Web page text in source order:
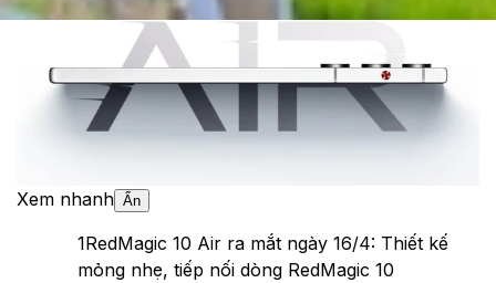
Xem nhanh Ẩn
1RedMagic 10 Air ra mắt ngày 16/4: Thiết kế
mỏng nhẹ, tiếp nối dòng RedMagic 10